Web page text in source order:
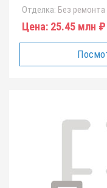
Отделка: Без ремонта
Цена: 25.45 млн ₽